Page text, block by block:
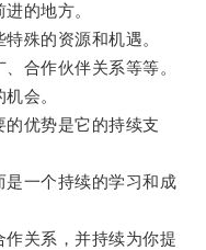
的地方。
殊的资源和机遇。
合作伙伴关系等等。
会。
优势是它的持续支
一个持续的学习和成
关系，并持续为你提